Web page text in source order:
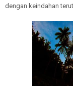
dengan keindahan